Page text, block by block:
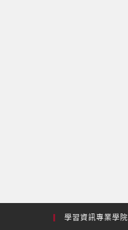
學習資訊專業學院